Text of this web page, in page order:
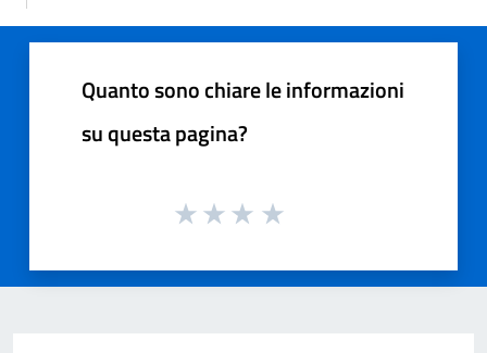
Quanto sono chiare le informazioni
su questa pagina?